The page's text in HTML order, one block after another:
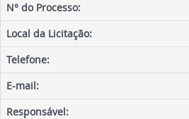
N° do Processo:
Local da Licitação:
Telefone:
E-mail:
Responsável: